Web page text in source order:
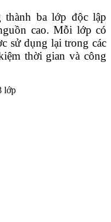
thành ba lớp độc lập
cao. Mỗi lớp có
sử dụng lại trong các
thời gian và công